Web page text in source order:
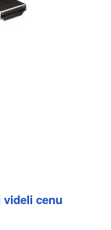
videli cenu